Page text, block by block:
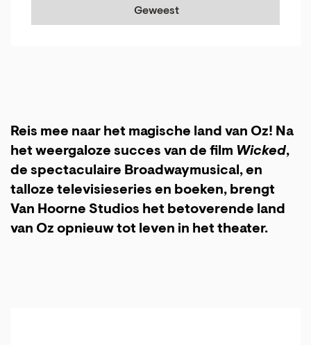
Geweest
Reis mee naar het magische land van Oz! Na
het weergaloze succes van de film Wicked,
de spectaculaire Broadwaymusical, en
talloze televisieseries en boeken, brengt
Van Hoorne Studios het betoverende land
van Oz opnieuw tot leven in het theater.